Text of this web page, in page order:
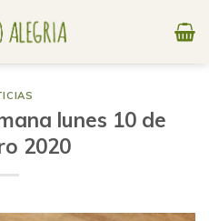
lunes 10 de
2020